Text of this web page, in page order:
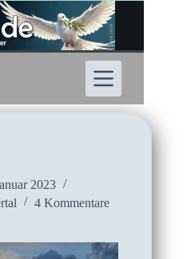
2023
4 Kommentare